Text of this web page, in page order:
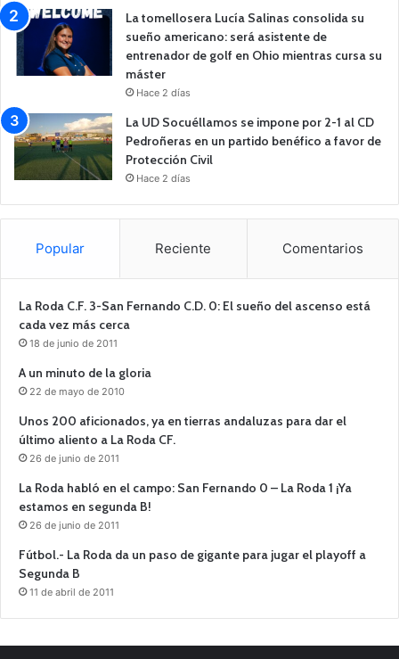
La tomellosera Lucía Salinas consolida su
sueño americano: será asistente de
entrenador de golf en Ohio mientras cursa su
máster
Hace 2 días
La UD Socuéllamos se impone por 2-1 al CD
Pedroñeras en un partido benéfico a favor de
Protección Civil
Hace 2 días
Popular Reciente Comentarios
La Roda C.F. 3-San Fernando C.D. 0: El sueño del ascenso está
cada vez más cerca
18 de junio de 2011
A un minuto de la gloria
22 de mayo de 2010
Unos 200 aficionados, ya en tierras andaluzas para dar el
último aliento a La Roda CF.
26 de junio de 2011
La Roda habló en el campo: San Fernando 0 – La Roda 1 ¡Ya
estamos en segunda B!
26 de junio de 2011
Fútbol.- La Roda da un paso de gigante para jugar el playoff a
Segunda B
11 de abril de 2011